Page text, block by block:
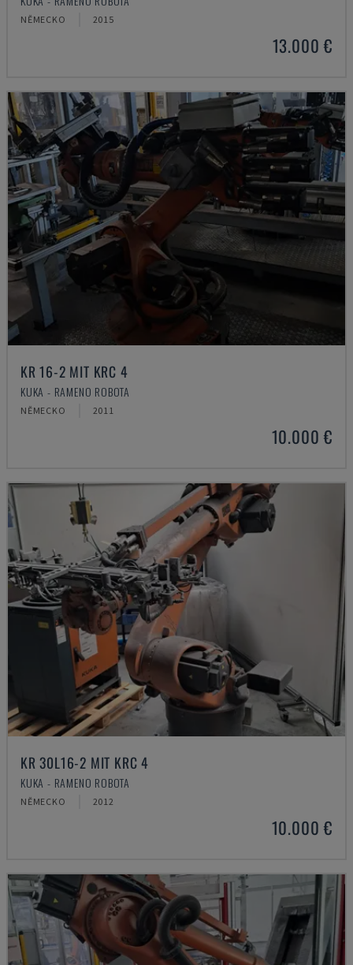
NĚMECKO 2015
13.000 €
KR 16-2 MIT KRC 4
KUKA - RAMENO ROBOTA
NĚMECKO 2011
10.000 €
KR 30L16-2 MIT KRC 4
KUKA - RAMENO ROBOTA
NĚMECKO 2012
10.000 €